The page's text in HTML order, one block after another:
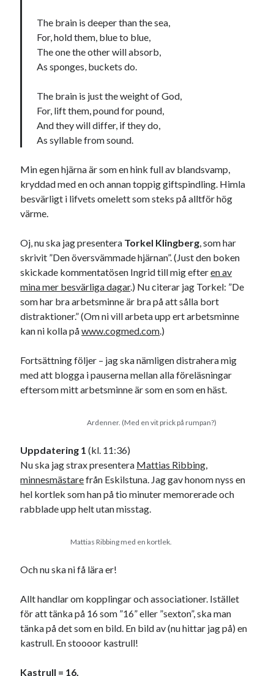
kåseri lifvet Lund
minnen mode museum
nostalgi ord
reklam resa sekrutt
sommar språk
Stockholm svenska
Dessa har något gemensamt
Onödiga citattecken
Dessa har något helt annat gemensamt
En amerikansk språkpolis
Fula biblioteksböcker
Egna länkar
Bokstävlar & AI – mitt levebröd. Gå en kurs!
Godisbrödet från himlen
Länkskolan
Lotten som Sommarpratare (i fantasin alltså: grupp på FB)
Vad ska du laga för mat idag? (Recept!)
Flöde för inlägg
WordPress.org
Pejpalla!
The brain is deeper than the sea,
For, hold them, blue to blue,
The one the other will absorb,
As sponges, buckets do.
The brain is just the weight of God,
For, lift them, pound for pound,
And they will differ, if they do,
As syllable from sound.
Min egen hjärna är som en hink full av blandsvamp,
kryddad med en och annan toppig giftspindling. Himla
besvärligt i lifvets omelett som steks på alltför hög
värme.
Oj, nu ska jag presentera Torkel Klingberg, som har
skrivit ”Den översvämmade hjärnan”. (Just den boken
skickade kommentatösen Ingrid till mig efteren av
mina mer besvärliga dagar.) Nu citerar jag Torkel: ”De
som har bra arbetsminne är bra på att sålla bort
distraktioner.” (Om ni vill arbeta upp ert arbetsminne
kan ni kolla påwww.cogmed.com.)
Fortsättning följer – jag ska nämligen distrahera mig
med att blogga i pauserna mellan alla föreläsningar
eftersom mitt arbetsminne är som en som en häst.
Ardenner. (Med en vit prick på rumpan?)
Uppdatering 1 (kl. 11:36)
Nu ska jag strax presentera Mattias Ribbing,
minnesmästarefrån Eskilstuna. Jag gav honom nyss en
hel kortlek som han på tio minuter memorerade och
rabblade upp helt utan misstag.
Mattias Ribbing med en kortlek.
Och nu ska ni få lära er!
Allt handlar om kopplingar och associationer. Istället
för att tänka på 16 som ”16” eller ”sexton”, ska man
tänka på det som en bild. En bild av (nu hittar jag på) en
kastrull. En stoooor kastrull!
Kastrull = 16.